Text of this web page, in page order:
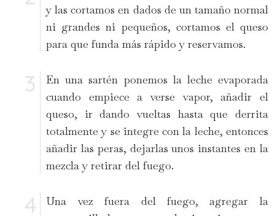
y las cortamos en dados de un tamaño normal
ni grandes ni pequeños, cortamos el queso
para que funda más rápido y reservamos.
En una sartén ponemos la leche evaporada
cuando empiece a verse vapor, añadir el
queso, ir dando vueltas hasta que derrita
totalmente y se integre con la leche, entonces
añadir las peras, dejarlas unos instantes en la
mezcla y retirar del fuego.
Una vez fuera del fuego, agregar la